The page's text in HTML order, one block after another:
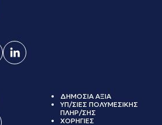
ΔΗΜΟΣΙΑ ΑΞΙΑ
ΥΠ/ΣΙΕΣ ΠΟΛΥΜΕΣΙΚΗΣ
ΠΛΗΡ/ΣΗΣ
ΧΟΡΗΓΙΕΣ